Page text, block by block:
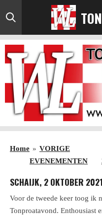
Ga
direct
naar
hoofdinhoud
Home » VORIGE
EVENEMENTEN
SCHAIJK, 2 OKTOBER 2021
Voor de tweede keer toog ik
Tonproatavond. Enthousiast